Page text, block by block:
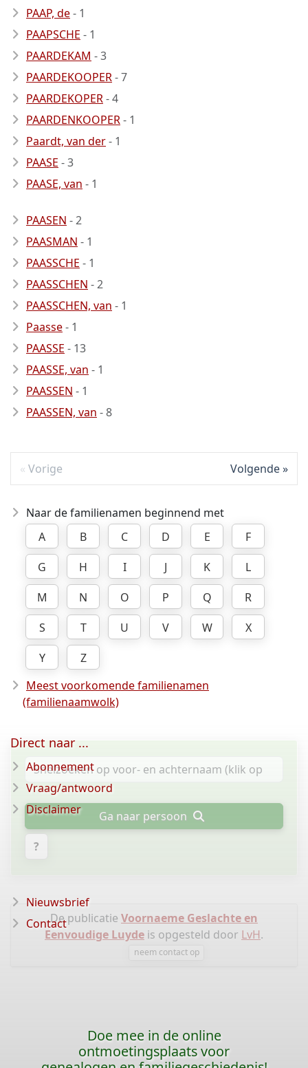
PAAP, de- 1
PAAPSCHE - 1
PAARDEKAM - 3
PAARDEKOOPER- 7
PAARDEKOPER- 4
PAARDENKOOPER- 1
Paardt, van der- 1
PAASE - 3
PAASE, van - 1
PAASEN - 2
PAASMAN - 1
PAASSCHE - 1
PAASSCHEN - 2
PAASSCHEN, van - 1
Paasse- 1
PAASSE - 13
PAASSE, van - 1
PAASSEN - 1
PAASSEN, van - 8
Vorige Volgende
Naar de familienamen beginnend met
A
B C D E
F
G
H I J K
L
M
N O P Q
R
S
T U V W
X
Y
Z
Meest voorkomende familienamen
(familienaamwolk)
Ga naar persoon
?
De publicatie Voornaeme Geslachte en
Eenvoudige Luyde is opgesteld door LvH.
neem contact op
Direct naar ...
Abonnement
Vraag/antwoord
Disclaimer
Nieuwsbrief
Contact
Doe mee in de online
ontmoetingsplaats voor